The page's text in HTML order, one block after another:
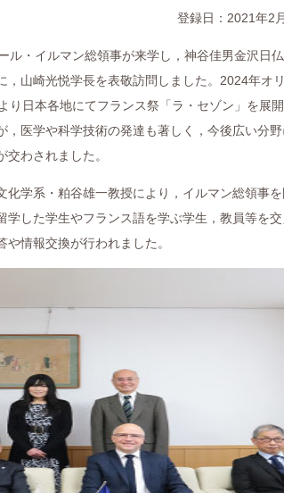
登録日：2021年2
ル・イルマン総領事が来学し，神谷佳男金沢日
，山崎光悦学長を表敬訪問しました。2024年オ
り日本各地にてフランス祭「ラ・セゾン」を展
医学や科学技術の発達も著しく，今後広い分野
わされました。
学系・粕谷雄一教授により，イルマン総領事を
した学生やフランス語を学ぶ学生，教員等を交
情報交換が行われました。